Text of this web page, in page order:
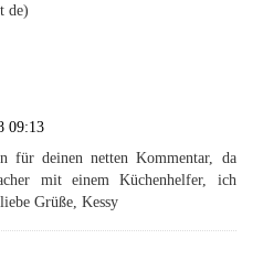
de)
09:13
für deinen netten Kommentar, da
mit einem Küchenhelfer, ich
Grüße, Kessy